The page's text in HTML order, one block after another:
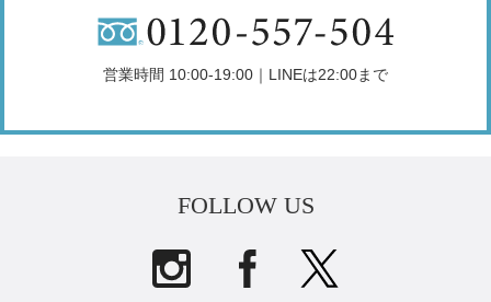
営業時間 10:00-19:00｜LINEは22:00まで
FOLLOW US